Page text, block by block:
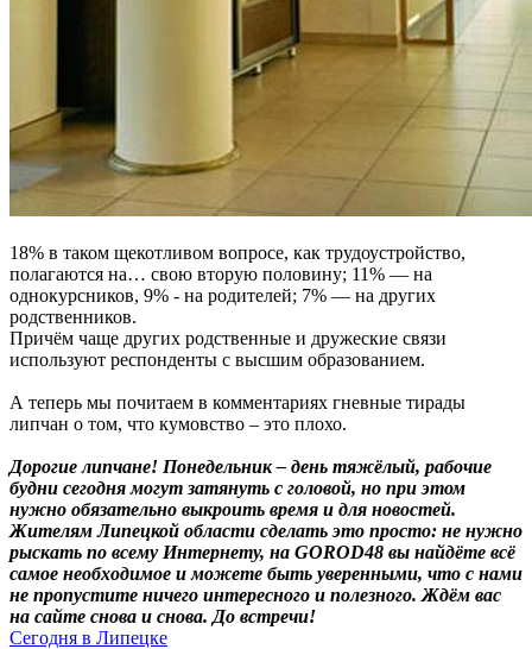
18% в таком щекотливом вопросе, как трудоустройство,
полагаются на… свою вторую половину; 11% — на
однокурсников, 9% - на родителей; 7% — на других
родственников.
Причём чаще других родственные и дружеские связи
используют респонденты с высшим образованием.
А теперь мы почитаем в комментариях гневные тирады
липчан о том, что кумовство – это плохо.
Дорогие липчане! Понедельник – день тяжёлый, рабочие
будни сегодня могут затянуть с головой, но при этом
нужно обязательно выкроить время и для новостей.
Жителям Липецкой области сделать это просто: не нужно
рыскать по всему Интернету, на GOROD48 вы найдёте всё
самое необходимое и можете быть уверенными, что с нами
не пропустите ничего интересного и полезного. Ждём вас
на сайте снова и снова. До встречи!
Сегодня в Липецке